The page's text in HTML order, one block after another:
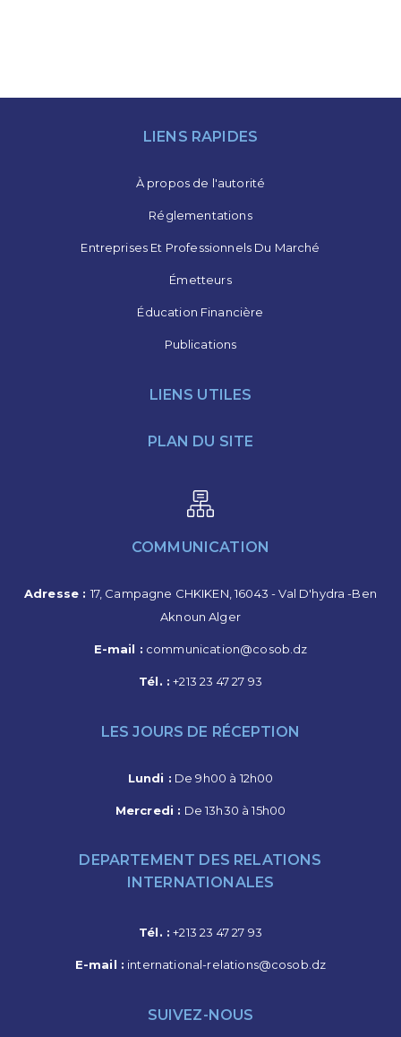
LIENS RAPIDES
À propos de l'autorité
Réglementations
Entreprises Et Professionnels Du Marché
Émetteurs
Éducation Financière
Publications
LIENS UTILES
PLAN DU SITE
COMMUNICATION
Adresse : 17, Campagne CHKIKEN, 16043 - Val D'hydra -Ben
Aknoun Alger
E-mail : communication@cosob.dz
Tél. : +213 23 47 27 93
LES JOURS DE RÉCEPTION
Lundi : De 9h00 à 12h00
Mercredi : De 13h30 à 15h00
DEPARTEMENT DES RELATIONS
INTERNATIONALES
Tél. : +213 23 47 27 93
E-mail : international-relations@cosob.dz
SUIVEZ-NOUS